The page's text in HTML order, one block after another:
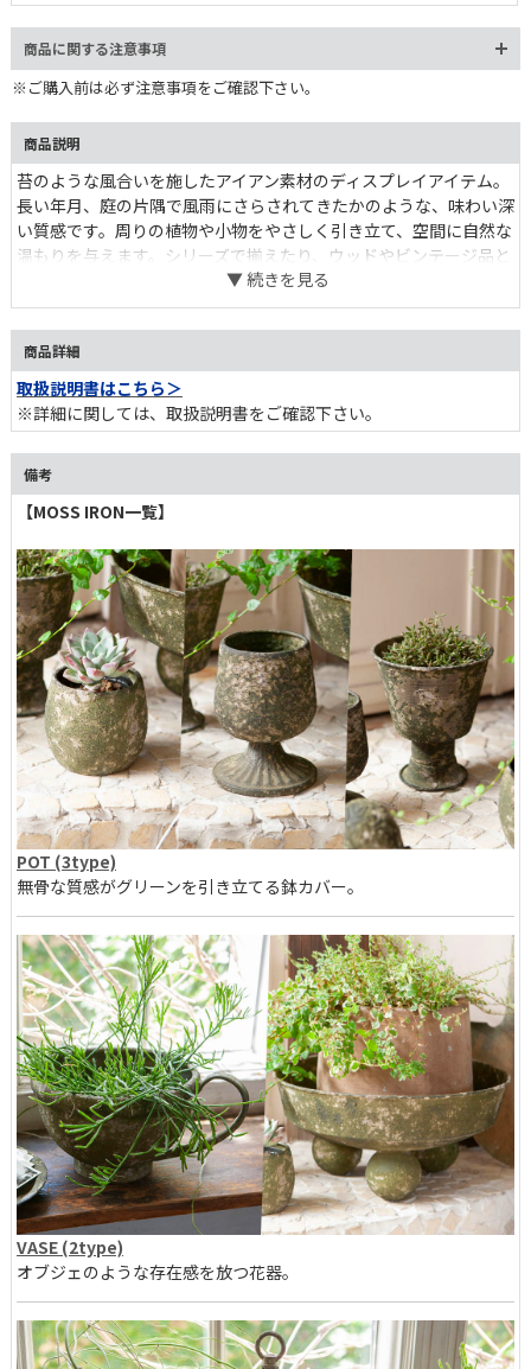
t
:
1
.
0
0
商品に関する注意事項
※ご購入前は必ず注意事項をご確認下さい。
商品説明
苔のような風合いを施したアイアン素材のディスプレイアイテム。
長い年月、庭の片隅で風雨にさらされてきたかのような、味わい深
い質感です。周りの植物や小物をやさしく引き立て、空間に自然な
温もりを与えます。シリーズで揃えたり、ウッドやビンテージ品と
組み合わせたり、個性的なコーディネートをお愉しみください。
商品詳細
取扱説明書はこちら＞
※詳細に関しては、取扱説明書をご確認下さい。
備考
【MOSS IRON一覧】
POT (3type)
無骨な質感がグリーンを引き立てる鉢カバー。
VASE (2type)
オブジェのような存在感を放つ花器。